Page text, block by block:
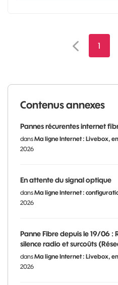
1
Contenus annexes
Pannes récurentes internet
dansMa ligne Internet : Livebox,
2026
En attente du signal optique
dansMa ligne Internet :
2026
Panne Fibre depuis le 19/06 :
silence radio et surcoûts
dansMa ligne Internet : Livebox,
2026